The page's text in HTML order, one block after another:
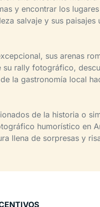
y encontrar los
salvaje y sus
sus arenas
rally fotográfico,
la gastronomía local
de la historia o
humorístico en
llena de sorpresas y